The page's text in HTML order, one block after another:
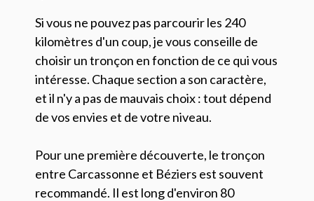
Si vous ne pouvez pas parcourir les 240
kilomètres d'un coup, je vous conseille de
choisir un tronçon en fonction de ce qui vous
intéresse. Chaque section a son caractère,
et il n'y a pas de mauvais choix : tout dépend
de vos envies et de votre niveau.
Pour une première découverte, le tronçon
entre Carcassonne et Béziers est souvent
recommandé. Il est long d'environ 80